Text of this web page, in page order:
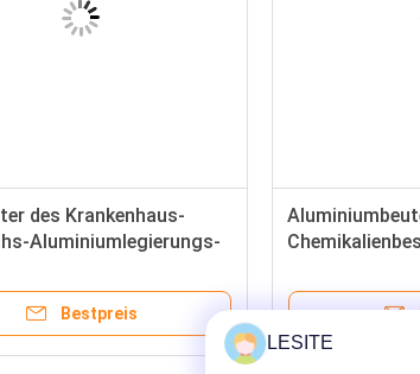
des Krankenhaus-
Aluminiumlegierungs-
Bestpreis
LESITE